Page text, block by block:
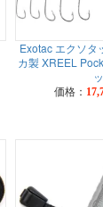
Exotac エクソタ
カ製 XREEL
価格：